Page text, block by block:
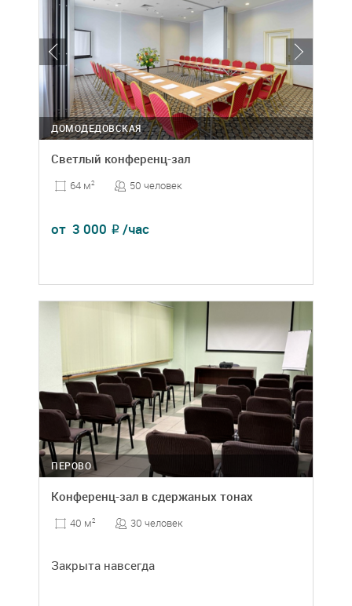
ДОМОДЕДОВСКАЯ
Светлый конференц-зал
64 м2 50 человек
от 3 000 ₽ /час
ПЕРОВО
Конференц-зал в сдержаных тонах
40 м2 30 человек
Закрыта навсегда